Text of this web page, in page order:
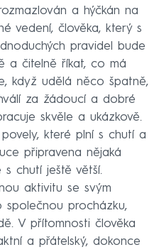
a hýčkán na
vedení, člověka, který s
pravidel bude
a čitelně říkat, co má
když udělá něco špatně,
za žádoucí a dobré
skvěle a ukázkově.
které plní s chutí a
připravena nějaká
chutí ještě větší.
aktivitu se svým
procházku,
V přítomnosti člověka
a přátelský, dokonce